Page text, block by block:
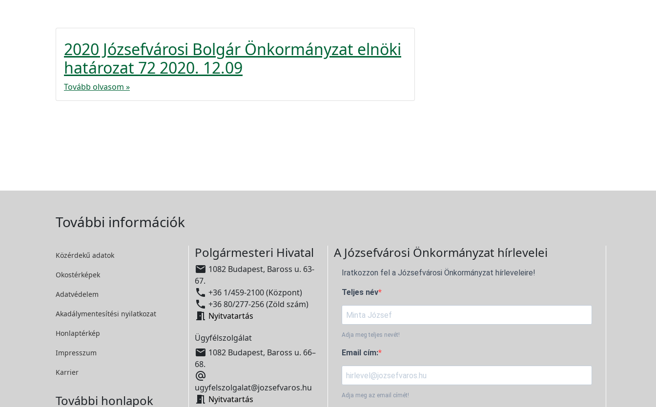
2020 Józsefvárosi Bolgár Önkormányzat elnöki
határozat 72 2020. 12.09
Tovább olvasom »
További információk
Közérdekű adatok
Okostérképek
Adatvédelem
Akadálymentesítési nyilatkozat
Honlaptérkép
Impresszum
Karrier
További honlapok
Polgármesteri Hivatal
 1082 Budapest, Baross u. 63-
67.
 +36 1/459-2100 (Központ)
 +36 80/277-256 (Zöld szám)
 Nyitvatartás
Ügyfélszolgálat
 1082 Budapest, Baross u. 66–
68.

ugyfelszolgalat@jozsefvaros.hu
 Nyitvatartás
A Józsefvárosi Önkormányzat hírlevelei
Iratkozzon fel a Józsefvárosi Önkormányzat hírleveleire!
Teljes név
Adja meg teljes nevét!
Email cím:
Adja meg az email címét!